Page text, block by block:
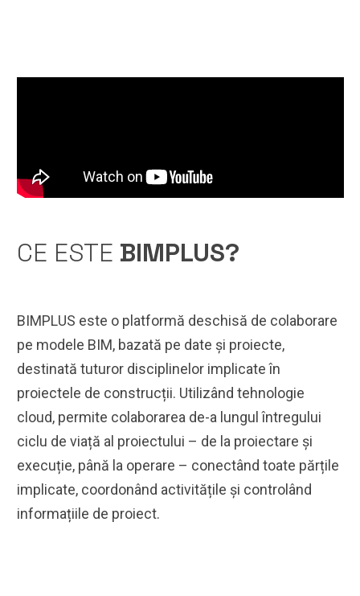
CE ESTE BIMPLUS?
BIMPLUS este o platformă deschisă de colaborare
pe modele BIM, bazată pe date și proiecte,
destinată tuturor disciplinelor implicate în
proiectele de construcții. Utilizând tehnologie
cloud, permite colaborarea de-a lungul întregului
ciclu de viață al proiectului – de la proiectare și
execuție, până la operare – conectând toate părțile
implicate, coordonând activitățile și controlând
informațiile de proiect.